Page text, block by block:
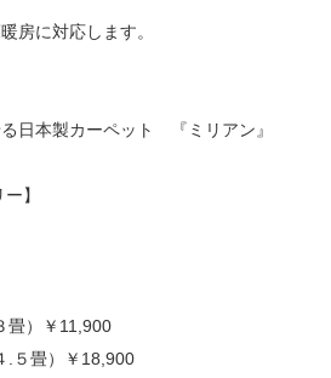
】
）
￥11,900
５畳）
￥18,900